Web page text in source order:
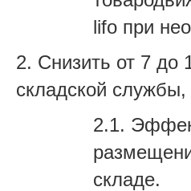
lifo при
2. Снизить от 7 до
складской службы,
2.1.
складе.